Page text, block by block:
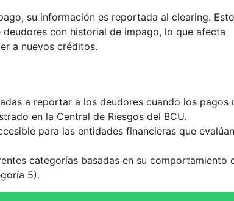
su información es reportada al clearing. Esto
con historial de impago, lo que afecta
a nuevos créditos.
a reportar a los deudores cuando los pagos
en la Central de Riesgos del BCU.
para las entidades financieras que
categorías basadas en su comportamiento
5).